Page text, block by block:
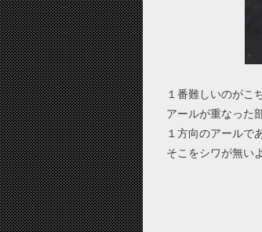
１番難しいのがこ
アールが重なった
１方向のアールで
そこをシワが無い